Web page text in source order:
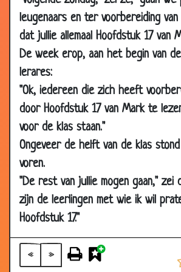
leugenaars en ter voorbereiding
dat jullie allemaal Hoofdstuk 17 van
De week erop, aan het begin van
lerares:
"Ok, iedereen die zich heeft
door Hoofdstuk 17 van Mark te
voor de klas staan."
Ongeveer de helft van de klas
voren.
"De rest van jullie mogen gaan," zei
zijn de leerlingen met wie ik wil
Hoofdstuk 17."
« »
30 Jul 2012
Priester en de man
25 Jul 2012
Belangrijke man!
15 Jun 2012
Bijna vreemdgegaan
01 Jun 2012
11 May 2012
Stakers
28 Aug 2011
Gebed
11 Mar 2011
Non
09 Feb 2011
08 Feb 2011
De stotterende colporteur
01 Feb 2011
Een goddelijk gesprek
28 Dec 2010
De Boer
02 Dec 2010
Archieven
Met Gods hulp